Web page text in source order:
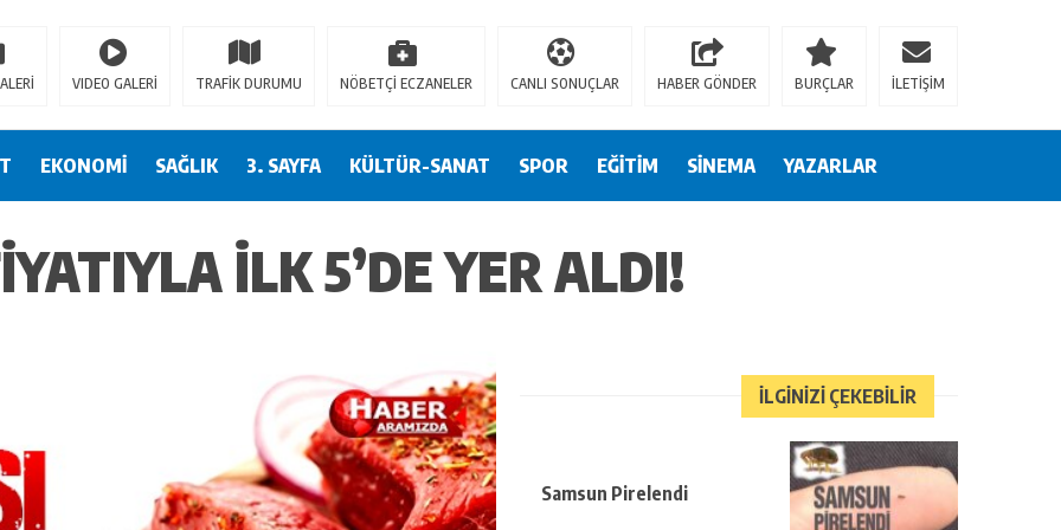
VIDEO GALERİ TRAFİK DURUMU NÖBETÇİ ECZANELER CANLI SONUÇLAR HABER GÖNDER BURÇLAR İLETİŞİM
EKONOMİ SAĞLIK 3. SAYFA KÜLTÜR-SANAT SPOR EĞİTİM SİNEMA YAZARLAR
İLK 5’DE YER ALDI!
İLGİNİZİ ÇEKEBİLİR
Samsun Pirelendi